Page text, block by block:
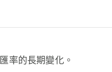
率的長期變化。